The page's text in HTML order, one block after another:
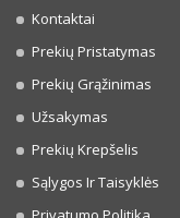
Kontaktai
Prekių Pristatymas
Prekių Grąžinimas
Užsakymas
Prekių Krepšelis
Sąlygos Ir Taisyklės